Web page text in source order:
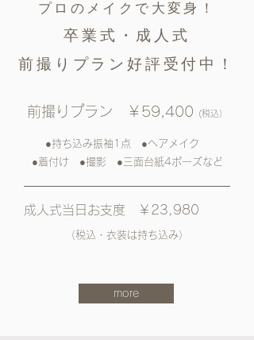
プロのメイクで大変身！
卒業式・成人式
前撮りプラン好評受付中！
前撮りプラン ￥59,400 (税込）
●持ち込み振袖1点 ●ヘアメイク
●着付け ●撮影 ●三面台紙4ポーズなど
成人式当日お支度 ￥23,980
（税込・衣装は持ち込み）
more